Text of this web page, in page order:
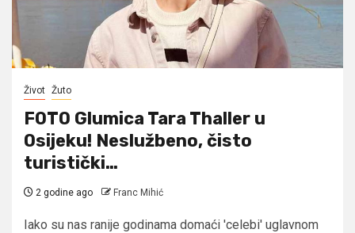
Život Žuto
FOTO Glumica Tara Thaller u
Osijeku! Neslužbeno, čisto
turistički…
2 godine ago Franc Mihić
Iako su nas ranije godinama domaći 'celebi' uglavnom